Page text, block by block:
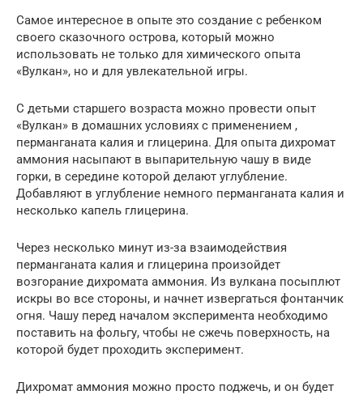
Самое интересное в опыте это создание с ребенком
своего сказочного острова, который можно
использовать не только для химического опыта
«Вулкан», но и для увлекательной игры.
С детьми старшего возраста можно провести опыт
«Вулкан» в домашних условиях с применением ,
перманганата калия и глицерина. Для опыта дихромат
аммония насыпают в выпарительную чашу в виде
горки, в середине которой делают углубление.
Добавляют в углубление немного перманганата калия и
несколько капель глицерина.
Через несколько минут из-за взаимодействия
перманганата калия и глицерина произойдет
возгорание дихромата аммония. Из вулкана посыплют
искры во все стороны, и начнет извергаться фонтанчик
огня. Чашу перед началом эксперимента необходимо
поставить на фольгу, чтобы не сжечь поверхность, на
которой будет проходить эксперимент.
Дихромат аммония можно просто поджечь, и он будет